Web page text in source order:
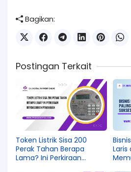
Bagikan:
Postingan Terkait
Token Listrik Sisa 200
Perak Tahan Berapa
Lama? Ini Perkiraan
Laris